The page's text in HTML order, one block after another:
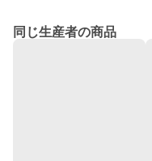
同じ生産者の商品